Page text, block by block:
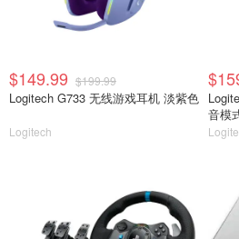
$149.99 $199.99
Logitech G733 无线游戏耳机 淡紫色
Logitech
音模